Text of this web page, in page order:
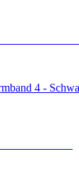
4 -